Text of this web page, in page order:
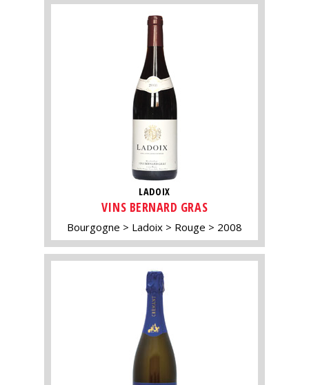
LADOIX
VINS BERNARD GRAS
Bourgogne Ladoix Rouge 2008